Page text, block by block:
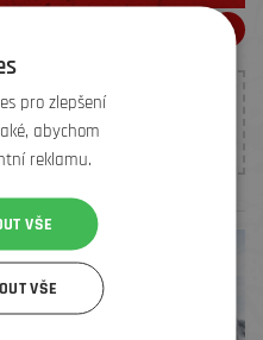
vloženo žádné
kdopřidá doporučení
pro zlepšení
abychom
reklamu.
VŠE
VŠE